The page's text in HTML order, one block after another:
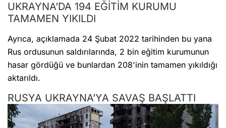
UKRAYNA’DA 194 EĞİTİM KURUMU
TAMAMEN YIKILDI
Ayrıca, açıklamada 24 Şubat 2022 tarihinden bu yana
Rus ordusunun saldırılarında, 2 bin eğitim kurumunun
hasar gördüğü ve bunlardan 208'inin tamamen yıkıldığı
aktarıldı.
RUSYA UKRAYNA’YA SAVAŞ BAŞLATTI